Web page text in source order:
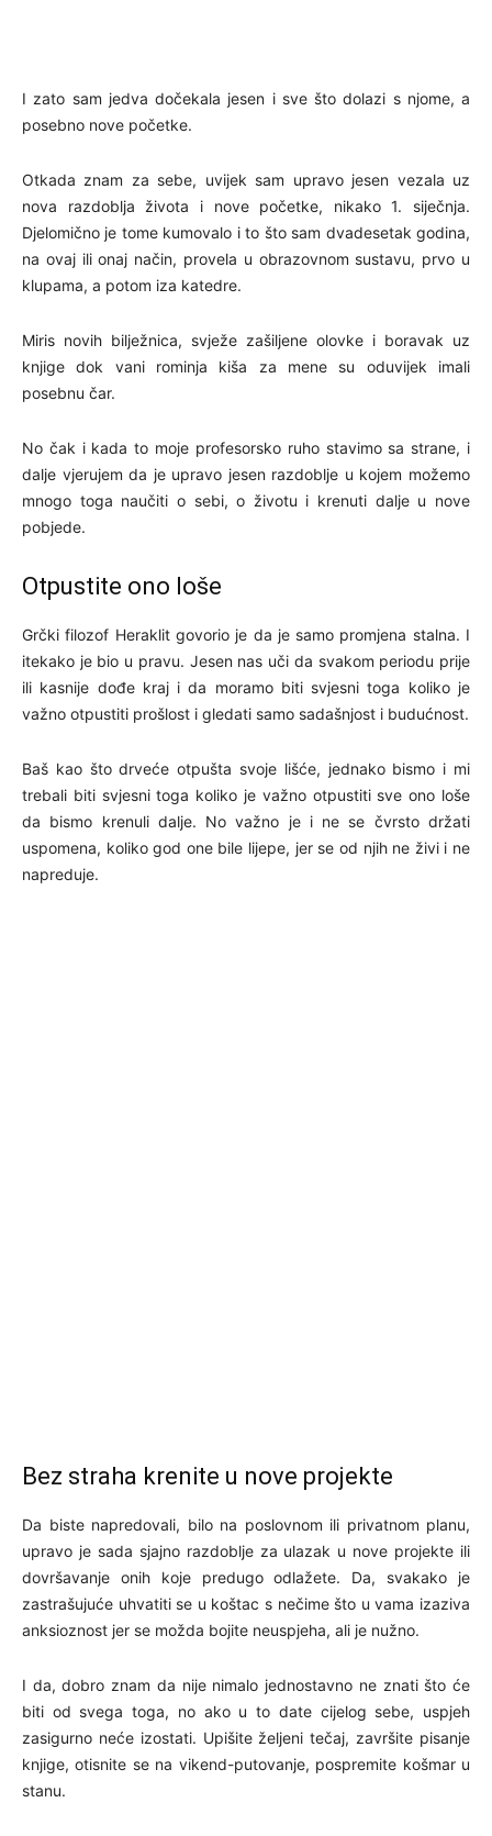
I zato sam jedva dočekala jesen i sve što dolazi s njome, a
posebno nove početke.
Otkada znam za sebe, uvijek sam upravo jesen vezala uz
nova razdoblja života i nove početke, nikako 1. siječnja.
Djelomično je tome kumovalo i to što sam dvadesetak godina,
na ovaj ili onaj način, provela u obrazovnom sustavu, prvo u
klupama, a potom iza katedre.
Miris novih bilježnica, svježe zašiljene olovke i boravak uz
knjige dok vani rominja kiša za mene su oduvijek imali
posebnu čar.
No čak i kada to moje profesorsko ruho stavimo sa strane, i
dalje vjerujem da je upravo jesen razdoblje u kojem možemo
mnogo toga naučiti o sebi, o životu i krenuti dalje u nove
pobjede.
Otpustite ono loše
Grčki filozof Heraklit govorio je da je samo promjena stalna. I
itekako je bio u pravu. Jesen nas uči da svakom periodu prije
ili kasnije dođe kraj i da moramo biti svjesni toga koliko je
važno otpustiti prošlost i gledati samo sadašnjost i budućnost.
Baš kao što drveće otpušta svoje lišće, jednako bismo i mi
trebali biti svjesni toga koliko je važno otpustiti sve ono loše
da bismo krenuli dalje. No važno je i ne se čvrsto držati
uspomena, koliko god one bile lijepe, jer se od njih ne živi i ne
napreduje.
Bez straha krenite u nove projekte
Da biste napredovali, bilo na poslovnom ili privatnom planu,
upravo je sada sjajno razdoblje za ulazak u nove projekte ili
dovršavanje onih koje predugo odlažete. Da, svakako je
zastrašujuće uhvatiti se u koštac s nečime što u vama izaziva
anksioznost jer se možda bojite neuspjeha, ali je nužno.
I da, dobro znam da nije nimalo jednostavno ne znati što će
biti od svega toga, no ako u to date cijelog sebe, uspjeh
zasigurno neće izostati. Upišite željeni tečaj, završite pisanje
knjige, otisnite se na vikend-putovanje, pospremite košmar u
stanu.